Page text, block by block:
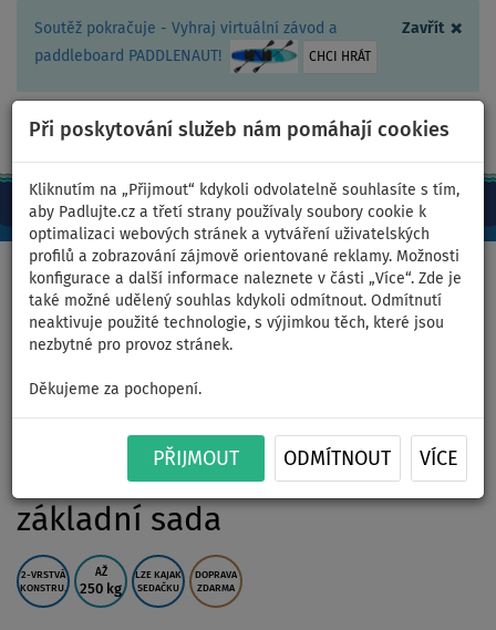
Zavřít ×
Soutěž pokračuje - Vyhraj virtuální závod a
paddleboard PADDLENAUT!
CHCI HRÁT
Při poskytování služeb nám pomáhají cookies
Kliknutím na „Přijmout“ kdykoli odvolatelně souhlasíte s tím,
aby Padlujte.cz a třetí strany používaly soubory cookie k
optimalizaci webových stránek a vytváření uživatelských
profilů a zobrazování zájmově orientované reklamy. Možnosti
konfigurace a další informace naleznete v části „Více“. Zde je
také možné udělený souhlas kdykoli odmítnout. Odmítnutí
neaktivuje použité technologie, s výjimkou těch, které jsou
nezbytné pro provoz stránek.
Děkujeme za pochopení.
PŘIJMOUT ODMÍTNOUT VÍCE
CZ/Kč +420 467 409 090 0ks
Domů >Nafukovací paddleboardy >Velké rodinné
Paddleboard PADDLENAUT
WAVE MULTI 12'4'' MINICOMBO
2026 - nafukovací - varianta:
základní sada
2-VRSTVÁ
KONSTRU.
AŽ
250 kg
LZE KAJAK
SEDAČKU
DOPRAVA
ZDARMA